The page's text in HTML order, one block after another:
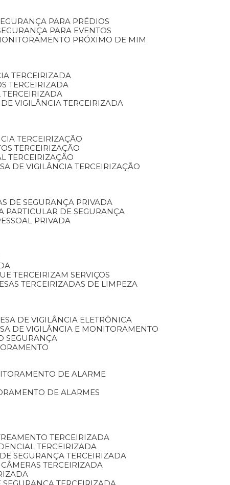
PARA PRÉDIOS
PARA EVENTOS
PRÓXIMO DE MIM
TERCEIRIZADA
TERCEIRIZADA
TERCEIRIZADA
DE VIGILÂNCIA TERCEIRIZADA
TERCEIRIZAÇÃO
TERCEIRIZAÇÃO
TERCEIRIZAÇÃO
DE VIGILÂNCIA TERCEIRIZAÇÃO
DE SEGURANÇA PRIVADA
PARTICULAR DE SEGURANÇA
PRIVADA
TERCEIRIZAM SERVIÇOS
TERCEIRIZADAS DE LIMPEZA
DE VIGILÂNCIA ELETRÔNICA
DE VIGILÂNCIA E MONITORAMENTO
SEGURANÇA
DE ALARME
DE ALARMES
TERCEIRIZADA
TERCEIRIZADA
SEGURANÇA TERCEIRIZADA
TERCEIRIZADA